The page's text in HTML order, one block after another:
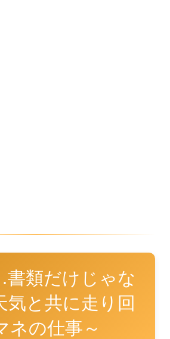
類だけじゃな
気と共に走り回
ネの仕事～